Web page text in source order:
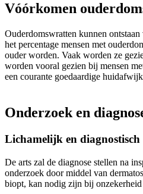
Vóórkomen
Ouderdomswratten kunnen
het percentage mensen met
ouder worden. Vaak worden ze
worden vooral gezien bij mensen
een courante goedaardige
Onderzoek en
Lichamelijk en diagnostisch
De arts zal de diagnose stellen na
onderzoek door middel van
biopt, kan nodig zijn bij onzekerheid